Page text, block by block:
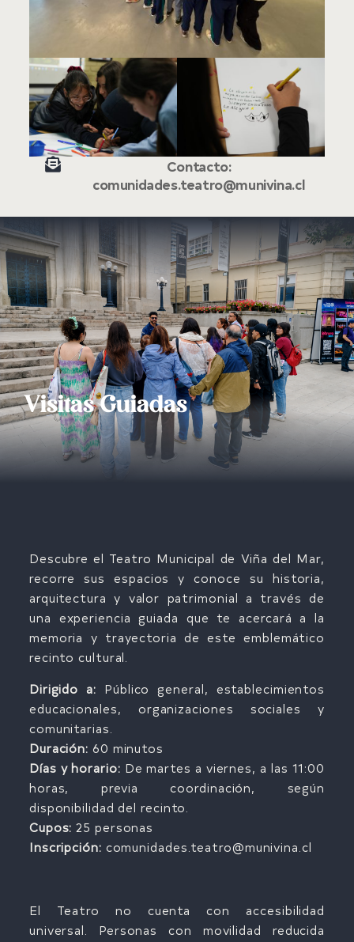

Contacto:
comunidades.teatro@munivina.cl
Visitas Guiadas
Descubre el Teatro Municipal de Viña del Mar,
recorre sus espacios y conoce su historia,
arquitectura y valor patrimonial a través de
una experiencia guiada que te acercará a la
memoria y trayectoria de este emblemático
recinto cultural.
Dirigido a: Público general, establecimientos
educacionales, organizaciones sociales y
comunitarias.
Duración: 60 minutos
Días y horario: De martes a viernes, a las 11:00
horas, previa coordinación, según
disponibilidad del recinto.
Cupos: 25 personas
Inscripción: comunidades.teatro@munivina.cl
El Teatro no cuenta con accesibilidad
universal. Personas con movilidad reducida